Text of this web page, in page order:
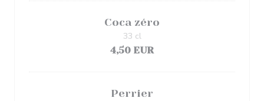
Coca zéro
4,50 EUR
33 cl
Perrier